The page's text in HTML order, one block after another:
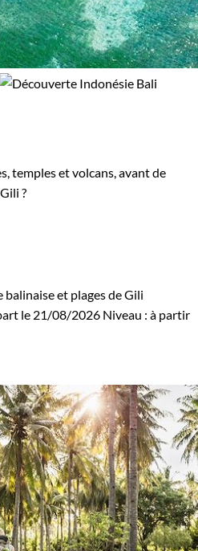
temples et volcans, avant de
?
balinaise et plages de Gili
le 21/08/2026 Niveau : à partir